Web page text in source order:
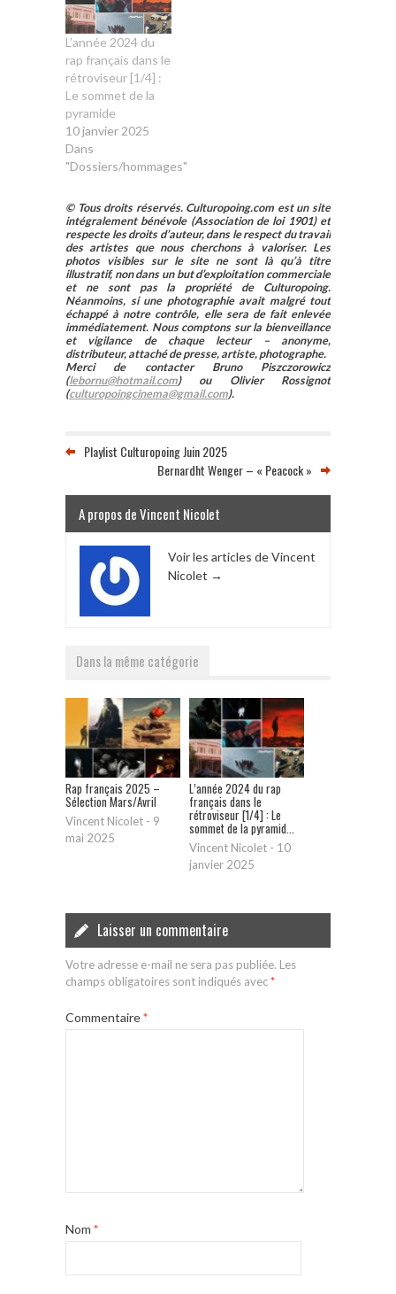
L’année 2024 du
rap français dans le
rétroviseur [1/4] :
Le sommet de la
pyramide
10 janvier 2025
Dans
"Dossiers/hommages"
© Tous droits réservés. Culturopoing.com est un site
intégralement bénévole (Association de loi 1901) et
respecte les droits d’auteur, dans le respect du travail
des artistes que nous cherchons à valoriser. Les
photos visibles sur le site ne sont là qu’à titre
illustratif, non dans un but d’exploitation commerciale
et ne sont pas la propriété de Culturopoing.
Néanmoins, si une photographie avait malgré tout
échappé à notre contrôle, elle sera de fait enlevée
immédiatement. Nous comptons sur la bienveillance
et vigilance de chaque lecteur – anonyme,
distributeur, attaché de presse, artiste, photographe.
Merci de contacter Bruno Piszczorowicz
(lebornu@hotmail.com) ou Olivier Rossignot
(culturopoingcinema@gmail.com).
Playlist Culturopoing Juin 2025
Bernardht Wenger – « Peacock »
A propos de Vincent Nicolet
Voir les articles de Vincent
Nicolet →
Dans la même catégorie
Rap français 2025 –
Sélection Mars/Avril
Vincent Nicolet - 9
mai 2025
L’année 2024 du rap
français dans le
rétroviseur [1/4] : Le
sommet de la pyramid...
Vincent Nicolet - 10
janvier 2025
Laisser un commentaire
Votre adresse e-mail ne sera pas publiée. Les
champs obligatoires sont indiqués avec*
Commentaire*
Nom *